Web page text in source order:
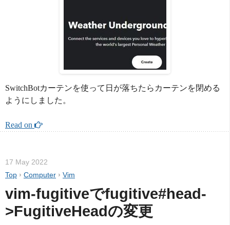
SwitchBotカーテンを使って日が落ちたらカーテンを閉める
ようにしました。
Read on
17 May 2022
Top › Computer › Vim
vim-fugitiveでfugitive#head-
>FugitiveHeadの変更